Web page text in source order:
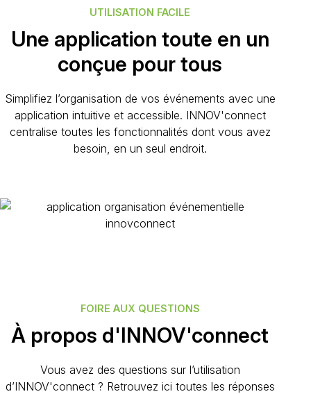
UTILISATION FACILE
Une application toute en un
conçue pour tous
Simplifiez l’organisation de vos événements avec une
application intuitive et accessible. INNOV'connect
centralise toutes les fonctionnalités dont vous avez
besoin, en un seul endroit.
FOIRE AUX QUESTIONS
À propos d'INNOV'connect
Vous avez des questions sur l’utilisation
d’INNOV'connect ? Retrouvez ici toutes les réponses